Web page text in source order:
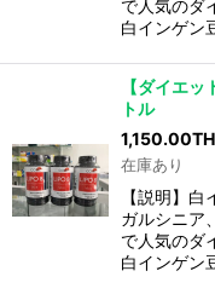
で人気のダ
白インゲン
【ダイエ
トル
1,150.00
在庫あり
【説明】
ガルシニア
で人気のダ
白インゲン